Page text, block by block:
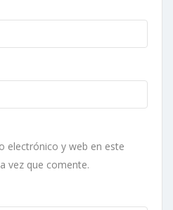
electrónico y web en este
vez que comente.